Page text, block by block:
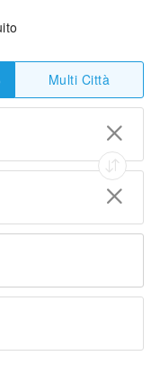
Multi Città